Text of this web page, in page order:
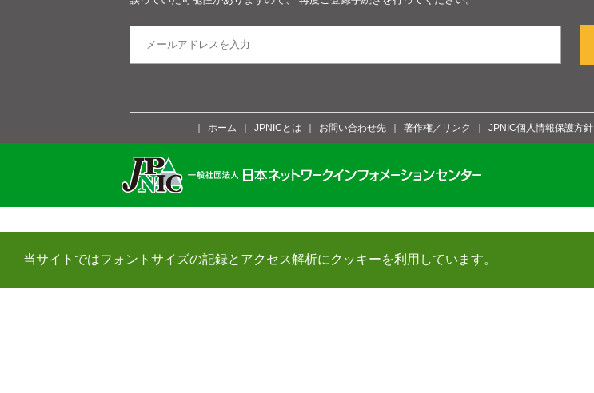
当サイトではフォントサイズの記録とアクセス解析にクッキーを利用しています。
ホーム JPNICとは お問い合わせ先 著作権／リンク JPNIC個人情報保護方針